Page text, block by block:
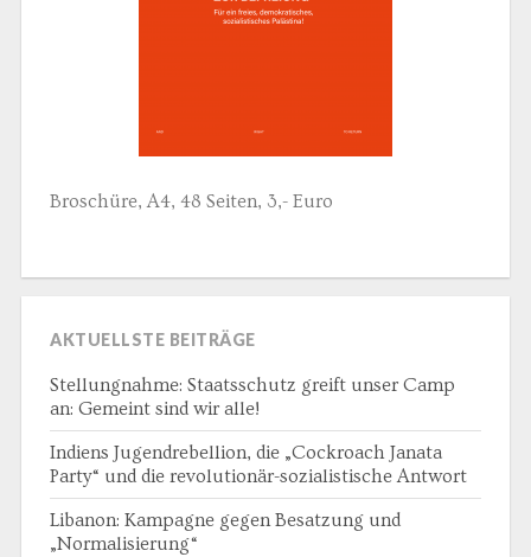
Broschüre, A4, 48 Seiten, 3,- Euro
AKTUELLSTE BEITRÄGE
Stellungnahme: Staatsschutz greift unser Camp
an: Gemeint sind wir alle!
Indiens Jugendrebellion, die „Cockroach Janata
Party“ und die revolutionär-sozialistische Antwort
Libanon: Kampagne gegen Besatzung und
„Normalisierung“